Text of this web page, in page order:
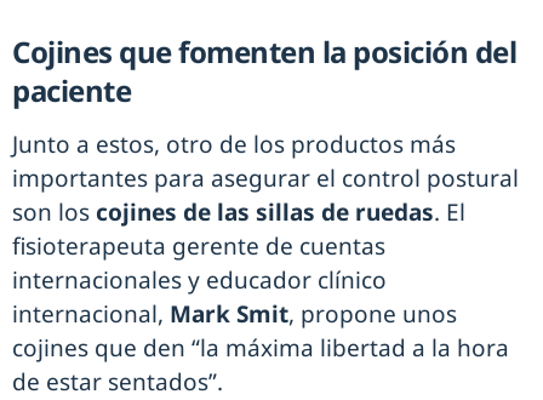
Cojines que fomenten la posición del
paciente
Junto a estos, otro de los productos más
importantes para asegurar el control postural
son los cojines de las sillas de ruedas. El
fisioterapeuta gerente de cuentas
internacionales y educador clínico
internacional, Mark Smit, propone unos
cojines que den “la máxima libertad a la hora
de estar sentados”.